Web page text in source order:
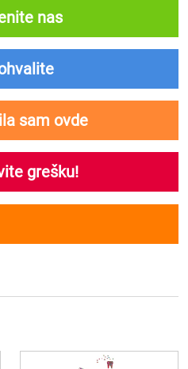
nas
sam ovde
grešku!